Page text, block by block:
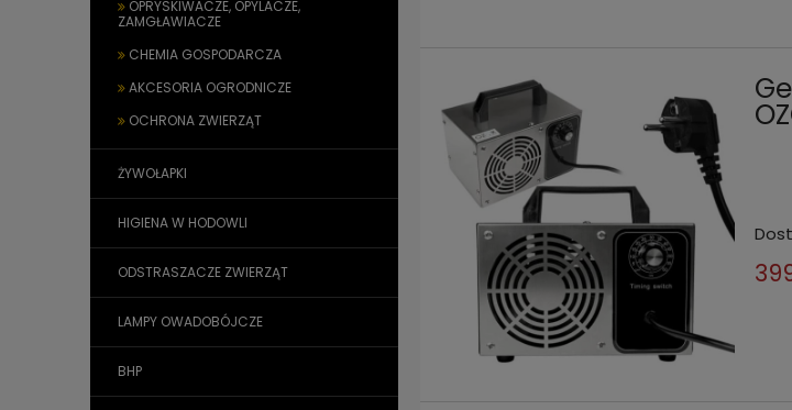
OPRYSKIWACZE, OPYLACZE,
ZAMGŁAWIACZE
CHEMIA GOSPODARCZA
AKCESORIA OGRODNICZE
OCHRONA ZWIERZĄT
ŻYWOŁAPKI
HIGIENA W HODOWLI
ODSTRASZACZE ZWIERZĄT
LAMPY OWADOBÓJCZE
BHP